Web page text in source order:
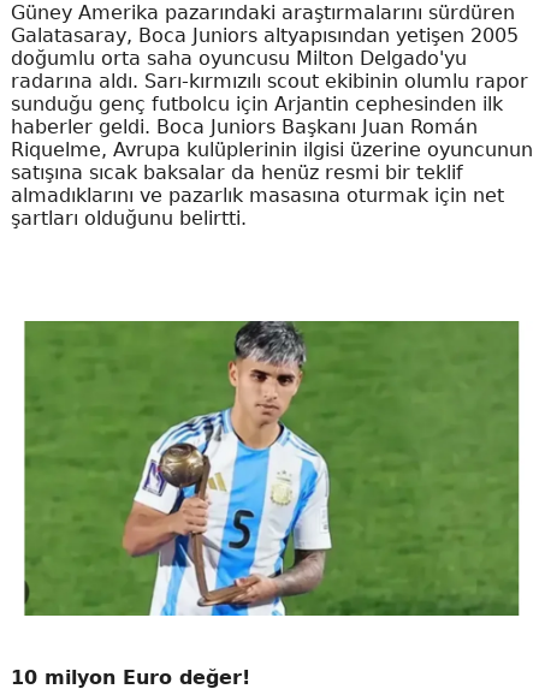
Güney Amerika pazarındaki araştırmalarını sürdüren
Galatasaray, Boca Juniors altyapısından yetişen 2005
doğumlu orta saha oyuncusu Milton Delgado'yu
radarına aldı. Sarı-kırmızılı scout ekibinin olumlu rapor
sunduğu genç futbolcu için Arjantin cephesinden ilk
haberler geldi. Boca Juniors Başkanı Juan Román
Riquelme, Avrupa kulüplerinin ilgisi üzerine oyuncunun
satışına sıcak baksalar da henüz resmi bir teklif
almadıklarını ve pazarlık masasına oturmak için net
şartları olduğunu belirtti.
10 milyon Euro değer!